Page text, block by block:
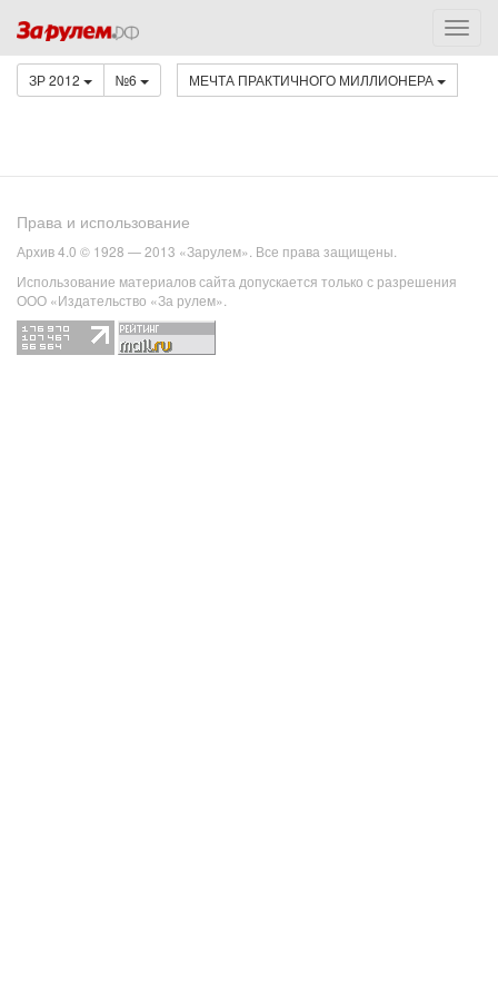
ЗР 2012 №6 МЕЧТА ПРАКТИЧНОГО МИЛЛИОНЕРА
Права и использование
Архив 4.0 © 1928 — 2013 «Зарулем». Все права защищены.
Использование материалов сайта допускается только с разрешения
ООО «Издательство «За рулем».